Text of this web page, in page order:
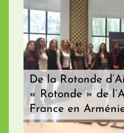
De la Rotonde
« Rotonde » de
France en